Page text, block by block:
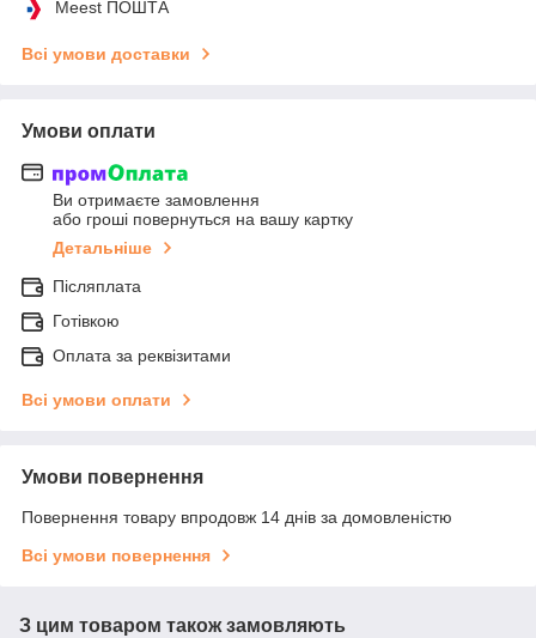
Meest ПОШТА
Всі умови доставки
Умови оплати
Ви отримаєте замовлення
або гроші повернуться на вашу картку
Детальніше
Післяплата
Готівкою
Оплата за реквізитами
Всі умови оплати
Умови повернення
Повернення товару впродовж 14 днів за домовленістю
Всі умови повернення
З цим товаром також замовляють